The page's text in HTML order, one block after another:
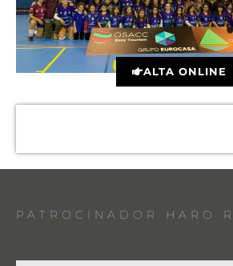
ALTA ONLINE
PATROCINADOR HARO